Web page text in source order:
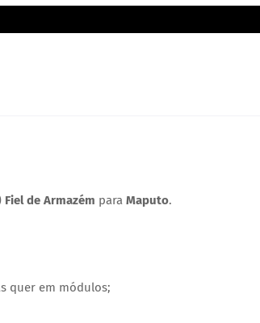
Fiel de Armazém para Maputo.
quer em módulos;